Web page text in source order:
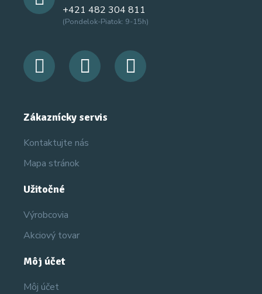
+421 482 304 811
(Pondelok-Piatok: 9-15h)
Zákaznícky servis
Kontaktujte nás
Mapa stránok
Užitočné
Výrobcovia
Akciový tovar
Môj účet
Môj účet